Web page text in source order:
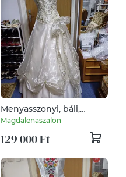
Menyasszonyi, báli,
szalagavatós, alkalmi
ruha.
Magdalenaszalon
129 000 Ft